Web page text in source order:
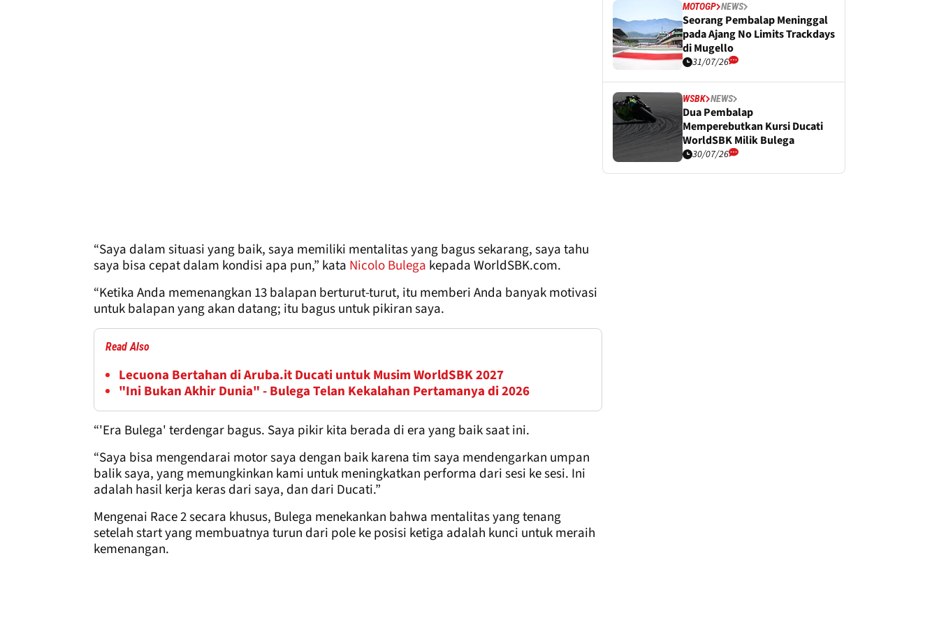
“Saya dalam situasi yang baik, saya memiliki mentalitas yang bagus sekarang, saya tahu
saya bisa cepat dalam kondisi apa pun,” kata Nicolo Bulega kepada WorldSBK.com.
“Ketika Anda memenangkan 13 balapan berturut-turut, itu memberi Anda banyak motivasi
untuk balapan yang akan datang; itu bagus untuk pikiran saya.
Read Also
Lecuona Bertahan di Aruba.it Ducati untuk Musim WorldSBK 2027
"Ini Bukan Akhir Dunia" - Bulega Telan Kekalahan Pertamanya di 2026
“'Era Bulega' terdengar bagus. Saya pikir kita berada di era yang baik saat ini.
“Saya bisa mengendarai motor saya dengan baik karena tim saya mendengarkan umpan
balik saya, yang memungkinkan kami untuk meningkatkan performa dari sesi ke sesi. Ini
adalah hasil kerja keras dari saya, dan dari Ducati.”
Mengenai Race 2 secara khusus, Bulega menekankan bahwa mentalitas yang tenang
setelah start yang membuatnya turun dari pole ke posisi ketiga adalah kunci untuk meraih
kemenangan.
MOTOGP NEWS
Seorang Pembalap Meninggal
pada Ajang No Limits Trackdays
di Mugello
31/07/26
WSBK NEWS
Dua Pembalap
Memperebutkan Kursi Ducati
WorldSBK Milik Bulega
30/07/26